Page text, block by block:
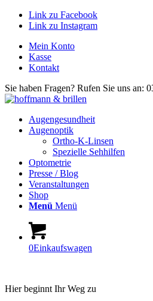
Link zu Facebook
Link zu Instagram
Mein Konto
Kasse
Kontakt
Sie haben Fragen? Rufen Sie uns an:
Augengesundheit
Augenoptik
Ortho-K-Linsen
Spezielle Sehhilfen
Optometrie
Presse / Blog
Veranstaltungen
Shop
Menü Menü
0Einkaufswagen
Hier beginnt Ihr Weg zu